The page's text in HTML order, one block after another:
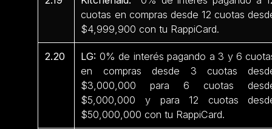
cuotas en compras desde 12 cuotas
$4,999,900 con tu RappiCard.
2.20 LG: 0% de interés pagando a 3 y 6
en compras desde 3 cuotas
$3,000,000 para 6 cuotas
$5,000,000 y para 12 cuotas
$50,000,000 con tu RappiCard.